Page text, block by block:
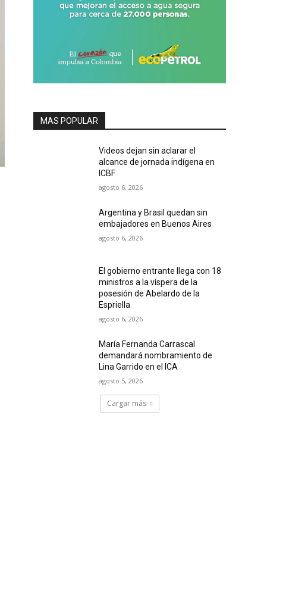
MAS POPULAR
Videos dejan sin aclarar el
alcance de jornada indígena en
ICBF
agosto 6, 2026
Argentina y Brasil quedan sin
embajadores en Buenos Aires
agosto 6, 2026
El gobierno entrante llega con 18
ministros a la víspera de la
posesión de Abelardo de la
Espriella
agosto 6, 2026
María Fernanda Carrascal
demandará nombramiento de
Lina Garrido en el ICA
agosto 5, 2026
Cargar más